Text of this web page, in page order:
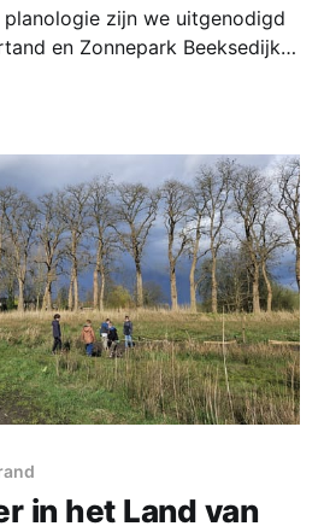
zijn we uitgenodigd
en Zonnepark Beeksedijk.
State, vanwege het beroep
aangetekend vanwege
in het Land van